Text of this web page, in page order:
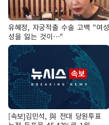
유혜정, 자궁적출 수술 고백 "여성
성을 잃는 것이…"
[속보]김민석, 與 전대 당원투표